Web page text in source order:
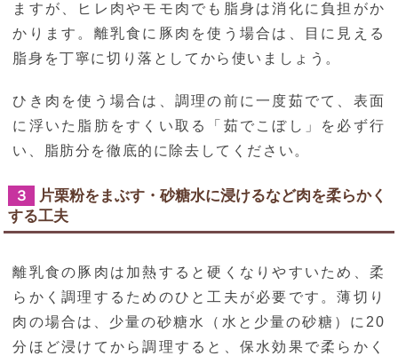
ますが、ヒレ肉やモモ肉でも脂身は消化に負担がか
かります。離乳食に豚肉を使う場合は、目に見える
脂身を丁寧に切り落としてから使いましょう。
ひき肉を使う場合は、調理の前に一度茹でて、表面
に浮いた脂肪をすくい取る「茹でこぼし」を必ず行
い、脂肪分を徹底的に除去してください。
３
片栗粉をまぶす・砂糖水に浸けるなど肉を柔らかく
する工夫
離乳食の豚肉は加熱すると硬くなりやすいため、柔
らかく調理するためのひと工夫が必要です。薄切り
肉の場合は、少量の砂糖水（水と少量の砂糖）に20
分ほど浸けてから調理すると、保水効果で柔らかく